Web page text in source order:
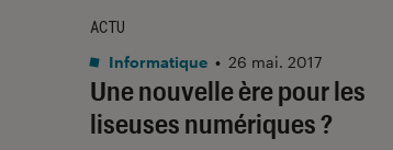
Une nouvelle ère pour les
liseuses numériques ?
ACTU
Informatique • 26 mai. 2017